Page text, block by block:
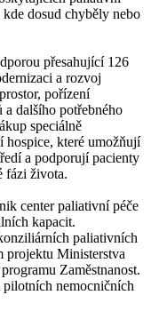
dosud chyběly nebo
přesahující 126
a rozvoj
pořízení
dalšího potřebného
speciálně
hospice, které umožňují
a podporují pacienty
fázi života.
center paliativní péče
kapacit.
paliativních
projektu Ministerstva
Zaměstnanost.
pilotních nemocničních